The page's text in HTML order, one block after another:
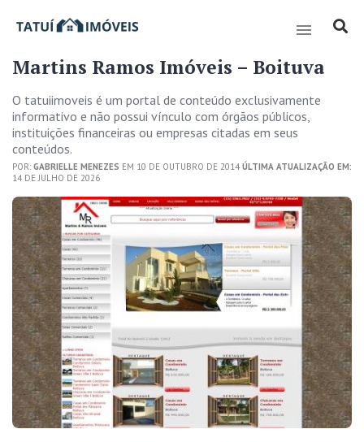
Martins Ramos Imóveis – Boituva
O tatuiimoveis é um portal de conteúdo exclusivamente
informativo e não possui vínculo com órgãos públicos,
instituições financeiras ou empresas citadas em seus
conteúdos.
POR: GABRIELLE MENEZES EM 10 DE OUTUBRO DE 2014ÚLTIMA ATUALIZAÇÃO EM:
14 DE JULHO DE 2026